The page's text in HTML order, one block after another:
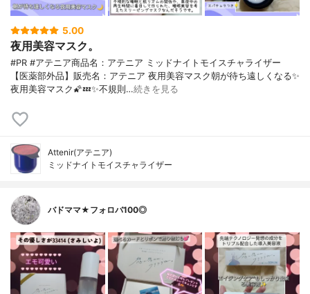
5.00
夜用美容マスク。
#PR #アテニア商品名：アテニア ミッドナイトモイスチャライザー
【医薬部外品】販売名：アテニア 夜用美容マスク朝が待ち遠しくなる✨
夜用美容マスク🌠💤✨不規則…続きを見る
Attenir(アテニア)
ミッドナイトモイスチャライザー
バドママ★フォロバ100◎